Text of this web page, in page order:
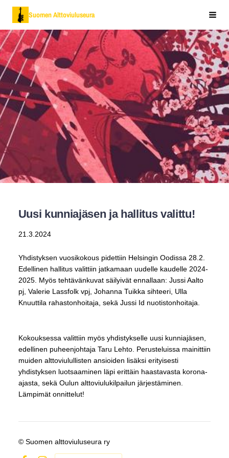
Siirry
sivun
sisältöön
Suomen Alttoviuluseura
Uusi kunniajäsen ja hallitus valittu!
21.3.2024
Yhdistyksen vuosikokous pidettiin Helsingin Oodissa 28.2.
Edellinen hallitus valittiin jatkamaan uudelle kaudelle 2024-
2025. Myös tehtävänkuvat säilyivät ennallaan: Jussi Aalto
pj, Valerie Lassfolk vpj, Johanna Tuikka sihteeri, Ulla
Knuuttila rahastonhoitaja, sekä Jussi Id nuotistonhoitaja.
Kokouksessa valittiin myös yhdistykselle uusi kunniajäsen,
edellinen puheenjohtaja Taru Lehto. Perusteluissa mainittiin
muiden alttoviulullisten ansioiden lisäksi erityisesti
yhdistyksen luotsaaminen läpi erittäin haastavasta korona-
ajasta, sekä Oulun alttoviulukilpailun järjestäminen.
Lämpimät onnittelut!
© Suomen alttoviuluseura ry